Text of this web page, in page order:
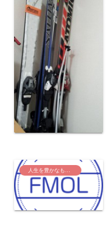
人生を豊かなものに